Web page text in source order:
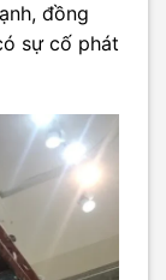
đồng
sự cố phát